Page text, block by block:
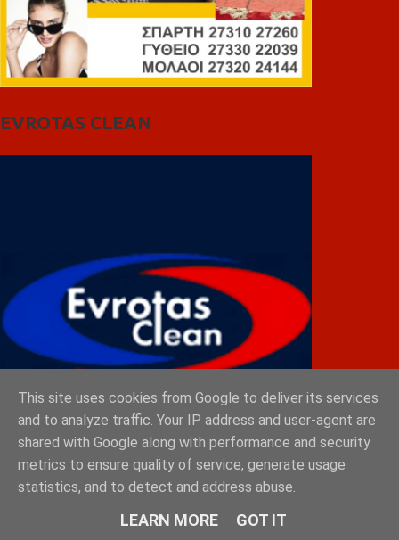
EVROTAS CLEAN
This site uses cookies from Google to deliver its services
and to analyze traffic. Your IP address and user-agent are
shared with Google along with performance and security
metrics to ensure quality of service, generate usage
statistics, and to detect and address abuse.
LEARN MORE GOT IT